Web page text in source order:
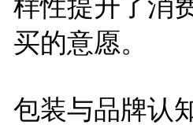
买的意愿。
包装与品牌认